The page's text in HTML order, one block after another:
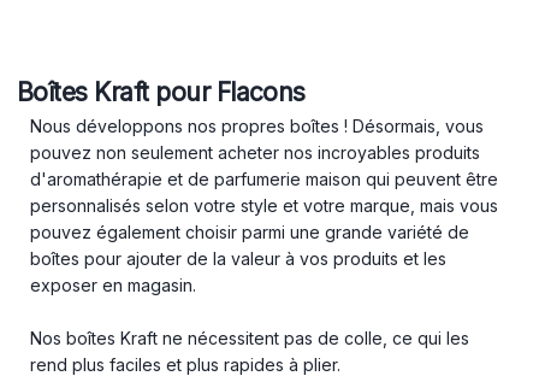
Boîtes Kraft pour Flacons
Nous développons nos propres boîtes ! Désormais, vous
pouvez non seulement acheter nos incroyables produits
d'aromathérapie et de parfumerie maison qui peuvent être
personnalisés selon votre style et votre marque, mais vous
pouvez également choisir parmi une grande variété de
boîtes pour ajouter de la valeur à vos produits et les
exposer en magasin.
Nos boîtes Kraft ne nécessitent pas de colle, ce qui les
rend plus faciles et plus rapides à plier.